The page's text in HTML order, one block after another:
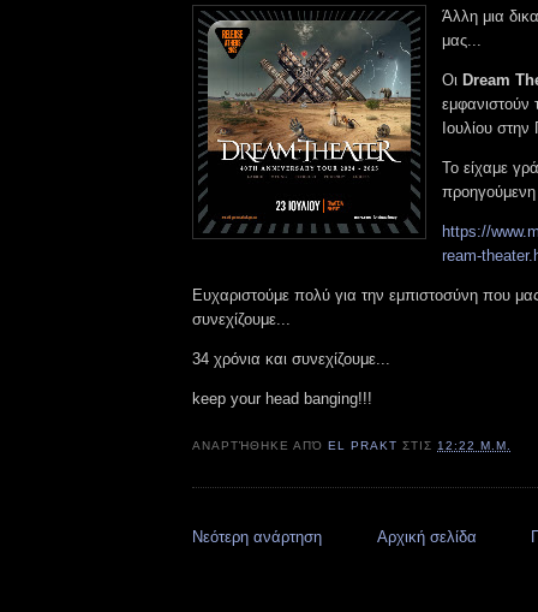
Άλλη μια
μας...
Οι Dream
εμφανιστούν
Ιουλίου
Το είχαμε
https://
ream-
Ευχαριστούμε πολύ για την εμπιστοσύνη που μας
συνεχίζουμε...
34 χρόνια και συνεχίζουμε...
keep your head banging!!!
ΑΝΑΡΤΉΘΗΚΕ ΑΠΌEL PRAKT ΣΤΙΣ12:22 Μ.Μ.
Νεότερη ανάρτηση Αρχική σελίδα